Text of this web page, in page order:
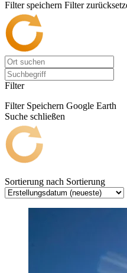
Filter speichern Filter
Filter
Filter Speichern Google Earth
Suche schließen
Sortierung nach Sortierung